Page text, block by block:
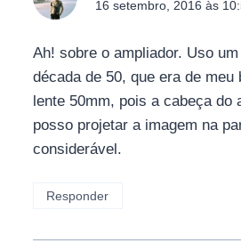
16 setembro, 2016 às
Ah! sobre o ampliador. Uso
década de 50, que era de meu
lente 50mm, pois a cabeça do
posso projetar a imagem na
considerável.
Responder